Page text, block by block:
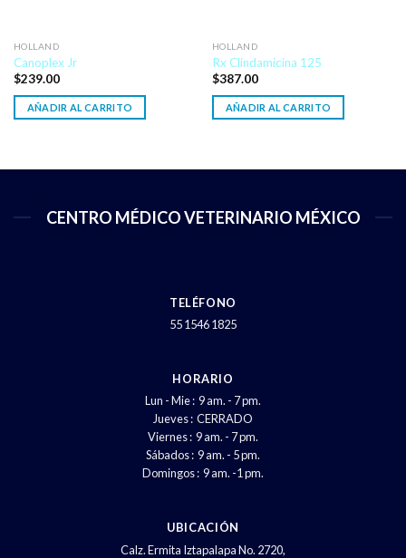
HOLLAND
Canoplex Jr
$239.00
AÑADIR AL CARRITO
HOLLAND
Rx Clindamicina 125
$387.00
AÑADIR AL CARRITO
CENTRO MÉDICO VETERINARIO MÉXICO
TELÉFONO
55 1546 1825
HORARIO
Lun - Mie : 9 am. - 7 pm.
Jueves : CERRADO
Viernes : 9 am. - 7 pm.
Sábados : 9 am. - 5 pm.
Domingos : 9 am. -1 pm.
UBICACIÓN
Calz. Ermita Iztapalapa No. 2720,